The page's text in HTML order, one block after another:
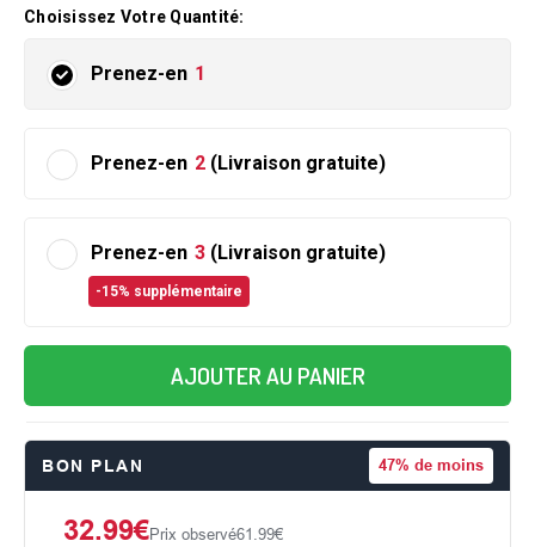
Choisissez Votre Quantité:
Prenez-en 1
Prenez-en 2 (Livraison gratuite)
Prenez-en 3 (Livraison gratuite)
-15% supplémentaire
AJOUTER AU PANIER
BON PLAN 47% de moins
32.99€Prix observé61.99€